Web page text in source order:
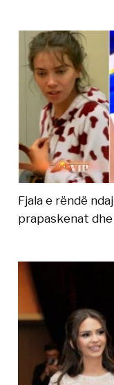
Fjala e rëndë
prapaskenat